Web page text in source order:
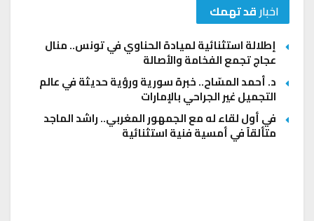
اخبارقد تهمك
إطلالة استثنائية لميادة الحناوي في تونس.. منال
عجاج تجمع الفخامة والأصالة
د. أحمد المسّاح.. خبرة سورية ورؤية حديثة في عالم
التجميل غير الجراحي بالإمارات
في أول لقاء له مع الجمهور المغربي.. راشد الماجد
متألقاً في أمسية فنية استثنائية